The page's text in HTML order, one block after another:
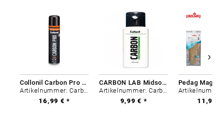
Collonil Carbon Pro 400 ml
Artikelnummer: Carbon-0
16,99 € *
CARBON LAB Midsole Cleaner
Artikelnummer: Carbon-0
9,99 € *
11,99